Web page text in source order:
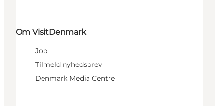
Om VisitDenmark
Job
Tilmeld nyhedsbrev
Denmark Media Centre